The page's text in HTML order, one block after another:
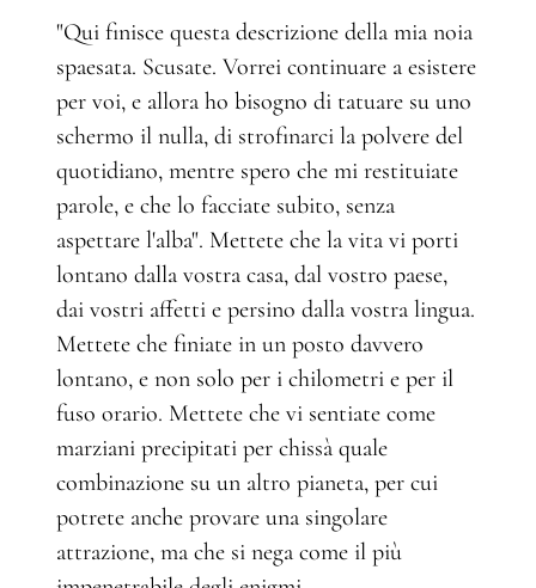
"Qui finisce questa descrizione della mia noia
spaesata. Scusate. Vorrei continuare a esistere
per voi, e allora ho bisogno di tatuare su uno
schermo il nulla, di strofinarci la polvere del
quotidiano, mentre spero che mi restituiate
parole, e che lo facciate subito, senza
aspettare l'alba". Mettete che la vita vi porti
lontano dalla vostra casa, dal vostro paese,
dai vostri affetti e persino dalla vostra lingua.
Mettete che finiate in un posto davvero
lontano, e non solo per i chilometri e per il
fuso orario. Mettete che vi sentiate come
marziani precipitati per chissà quale
combinazione su un altro pianeta, per cui
potrete anche provare una singolare
attrazione, ma che si nega come il più